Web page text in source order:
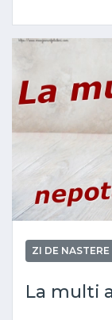
ZI DE NASTERE
La multi